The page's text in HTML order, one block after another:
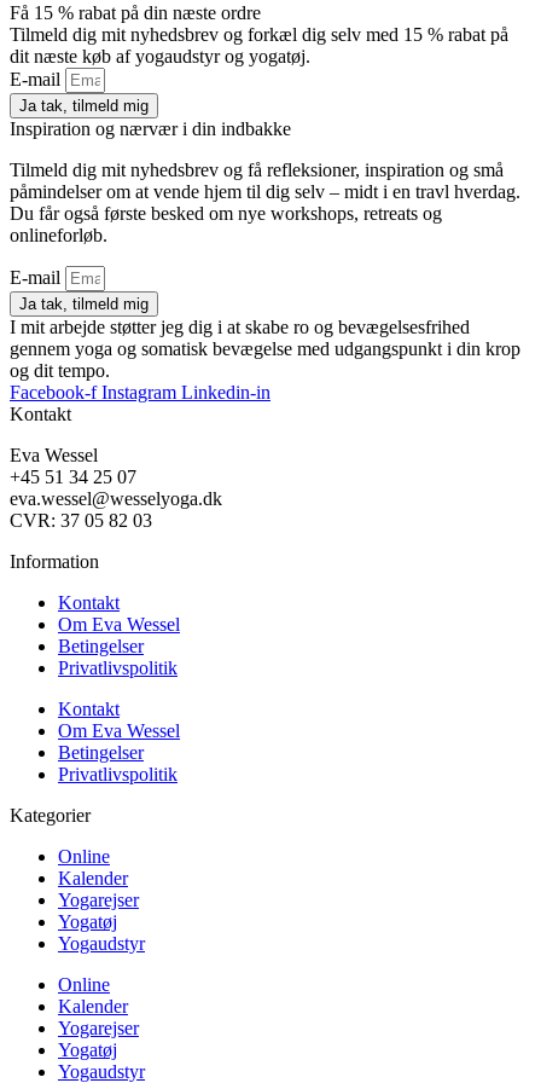
Få 15 % rabat på din næste ordre
Tilmeld dig mit nyhedsbrev og forkæl dig selv med 15 % rabat på
dit næste køb af yogaudstyr og yogatøj.
E-mail
Ja tak, tilmeld mig
Inspiration og nærvær i din indbakke
Tilmeld dig mit nyhedsbrev og få refleksioner, inspiration og små
påmindelser om at vende hjem til dig selv – midt i en travl hverdag.
Du får også første besked om nye workshops, retreats og
onlineforløb.
E-mail
Ja tak, tilmeld mig
I mit arbejde støtter jeg dig i at skabe ro og bevægelsesfrihed
gennem yoga og somatisk bevægelse med udgangspunkt i din krop
og dit tempo.
Facebook-f Instagram Linkedin-in
Kontakt
Eva Wessel
+45 51 34 25 07
eva.wessel@wesselyoga.dk
CVR: 37 05 82 03
Information
Kontakt
Om Eva Wessel
Betingelser
Privatlivspolitik
Kontakt
Om Eva Wessel
Betingelser
Privatlivspolitik
Kategorier
Online
Kalender
Yogarejser
Yogatøj
Yogaudstyr
Online
Kalender
Yogarejser
Yogatøj
Yogaudstyr